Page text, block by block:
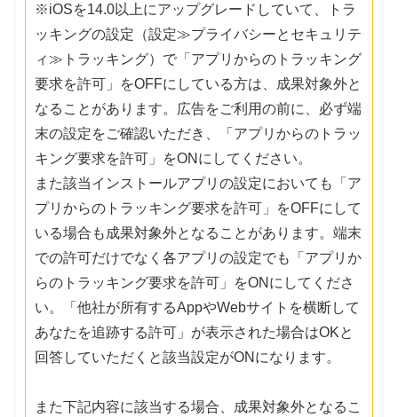
※iOSを14.0以上にアップグレードしていて、トラ
ッキングの設定（設定≫プライバシーとセキュリテ
ィ≫トラッキング）で「アプリからのトラッキング
要求を許可」をOFFにしている方は、成果対象外と
なることがあります。広告をご利用の前に、必ず端
末の設定をご確認いただき、「アプリからのトラッ
キング要求を許可」をONにしてください。
また該当インストールアプリの設定においても「ア
プリからのトラッキング要求を許可」をOFFにして
いる場合も成果対象外となることがあります。端末
での許可だけでなく各アプリの設定でも「アプリか
らのトラッキング要求を許可」をONにしてくださ
い。「他社が所有するAppやWebサイトを横断して
あなたを追跡する許可」が表示された場合はOKと
回答していただくと該当設定がONになります。
また下記内容に該当する場合、成果対象外となるこ